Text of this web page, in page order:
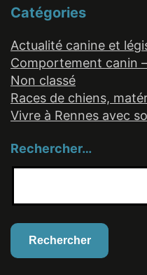
Catégories
Actualité canine et
Comportement canin
Non classé
Races de chiens,
Vivre à Rennes avec
Rechercher…